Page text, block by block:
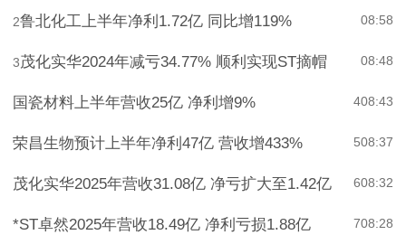
08:58
2鲁北化工上半年净利1.72亿 同比增119%
08:48
3茂化实华2024年减亏34.77% 顺利实现ST摘帽
08:43
4
国瓷材料上半年营收25亿 净利增9%
08:37
5
荣昌生物预计上半年净利47亿 营收增433%
08:32
6
茂化实华2025年营收31.08亿 净亏扩大至1.42亿
08:28
7
*ST卓然2025年营收18.49亿 净利亏损1.88亿